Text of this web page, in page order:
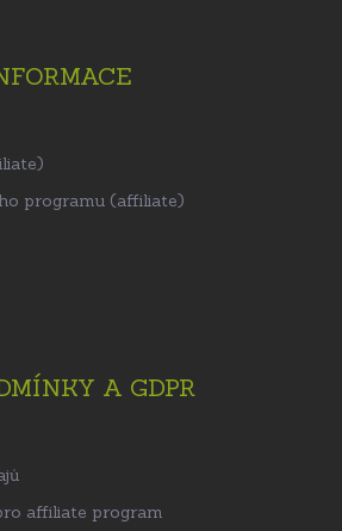
programu (affiliate)
A GDPR
affiliate program